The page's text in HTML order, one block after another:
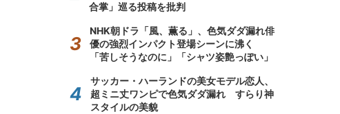
合掌」巡る投稿を批判
NHK朝ドラ「風、薫る」、色気ダダ漏れ俳
優の強烈インパクト登場シーンに沸く
「苦しそうなのに」「シャツ姿艶っぽい」
サッカー・ハーランドの美女モデル恋人、
超ミニ丈ワンピで色気ダダ漏れ すらり神
スタイルの美貌